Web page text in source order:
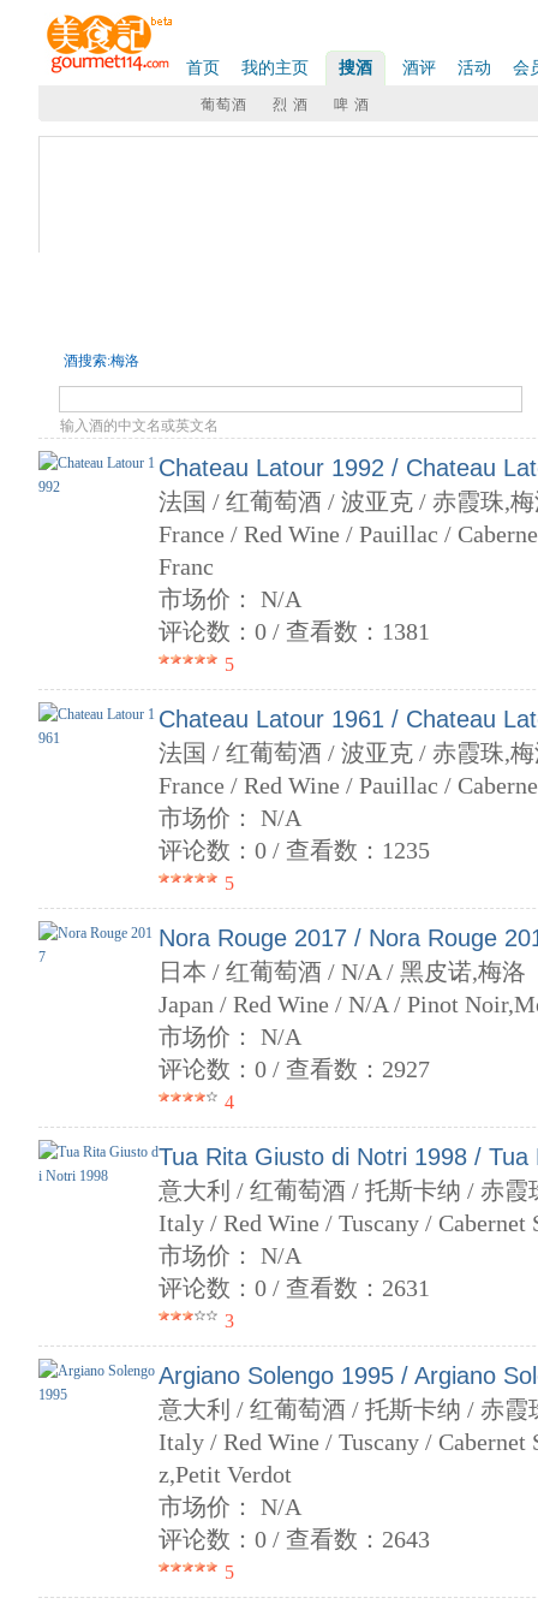
首页 我的主页 搜酒 酒评 活动 会
葡萄酒 烈 酒 啤 酒
酒搜索:梅洛
输入酒的中文名或英文名
Chateau Latour 1992 / Chateau
法国 / 红葡萄酒 / 波亚克 / 赤霞珠,
France / Red Wine / Pauillac /
Franc
市场价： N/A
评论数：0 / 查看数：1381
5
Chateau Latour 1961 / Chateau
法国 / 红葡萄酒 / 波亚克 / 赤霞珠,
France / Red Wine / Pauillac /
市场价： N/A
评论数：0 / 查看数：1235
5
Nora Rouge 2017 / Nora Rouge
日本 / 红葡萄酒 / N/A / 黑皮诺,梅洛
Japan / Red Wine / N/A / Pinot
市场价： N/A
评论数：0 / 查看数：2927
4
Tua Rita Giusto di Notri 1998 /
意大利 / 红葡萄酒 / 托斯卡纳 / 赤霞
Italy / Red Wine / Tuscany / Cabernet
市场价： N/A
评论数：0 / 查看数：2631
3
Argiano Solengo 1995 / Argiano
意大利 / 红葡萄酒 / 托斯卡纳 / 赤霞
Italy / Red Wine / Tuscany /
z,Petit Verdot
市场价： N/A
评论数：0 / 查看数：2643
5